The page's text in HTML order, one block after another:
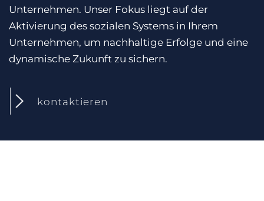
Unternehmen. Unser Fokus liegt auf der
Aktivierung des sozialen Systems in Ihrem
Unternehmen, um nachhaltige Erfolge und eine
dynamische Zukunft zu sichern.
kontaktieren